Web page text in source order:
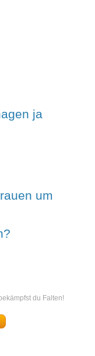
ja
um
du Falten!